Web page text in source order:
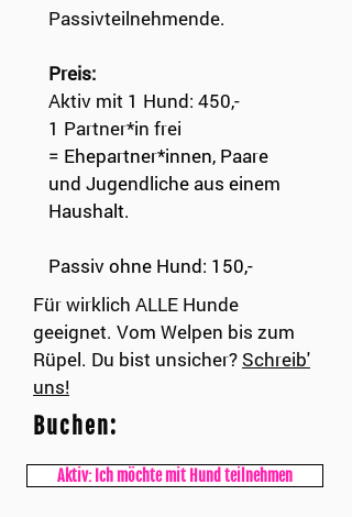
Passivteilnehmende.
Preis:
Aktiv mit 1 Hund: 450,-
1 Partner*in frei
= Ehepartner*innen, Paare
und Jugendliche aus einem
Haushalt.
​Passiv ohne Hund: 150,-
Für wirklich ALLE Hunde
geeignet. Vom Welpen bis zum
Rüpel. Du bist unsicher? Schreib'
uns!
Buchen:
Aktiv: Ich möchte mit Hund teilnehmen